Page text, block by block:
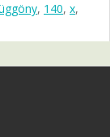
, 140, x,